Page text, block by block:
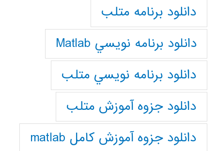
دانلود برنامه متلب
دانلود برنامه نويسي Matlab
دانلود برنامه نويسي متلب
دانلود جزوه آموزش متلب
دانلود جزوه آموزش کامل matlab